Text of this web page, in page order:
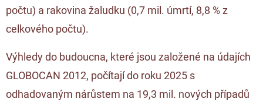
počtu) a rakovina žaludku (0,7 mil. úmrtí, 8,8 % z
celkového počtu).
Výhledy do budoucna, které jsou založené na údajích
GLOBOCAN 2012, počítají do roku 2025 s
odhadovaným nárůstem na 19,3 mil. nových případů